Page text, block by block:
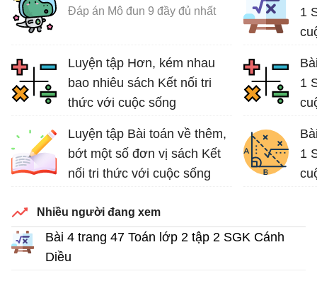
Đáp án Mô đun 9 đầy đủ nhất
Luyện tập Hơn, kém nhau
bao nhiêu sách Kết nối tri
thức với cuộc sống
Luyện tập Bài toán về thêm,
bớt một số đơn vị sách Kết
nối tri thức với cuộc sống
1
1
1
Nhiều người đang xem
Bài 4 trang 47 Toán lớp 2 tập 2 SGK Cánh
Diều